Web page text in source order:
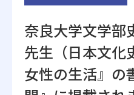
受験生の方へ
奈良大学文学部
先生（日本文化
女性の生活』の